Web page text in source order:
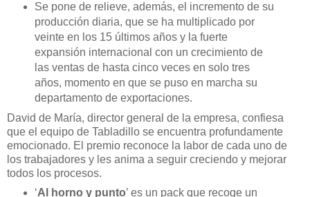
Se pone de relieve, además, el incremento de su
producción diaria, que se ha multiplicado por
veinte en los 15 últimos años y la fuerte
expansión internacional con un crecimiento de
las ventas de hasta cinco veces en solo tres
años, momento en que se puso en marcha su
departamento de exportaciones.
David de María, director general de la empresa, confiesa
que el equipo de Tabladillo se encuentra profundamente
emocionado. El premio reconoce la labor de cada uno de
los trabajadores y les anima a seguir creciendo y mejorar
todos los procesos.
‘Al horno y punto’ es un pack que recoge un